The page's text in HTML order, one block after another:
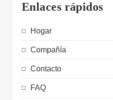
Enlaces rápidos
Hogar
Compañía
Contacto
FAQ